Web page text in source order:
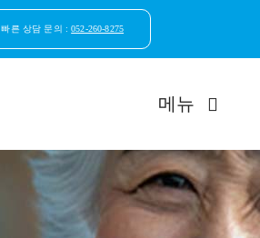
빠른 상담 문의 :052-260-8275
메뉴
드림연
환자